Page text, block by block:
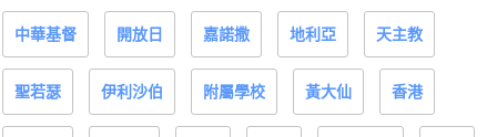
中華基督 開放日 嘉諾撒 地利亞 天主教
聖若瑟 伊利沙伯 附屬學校 黃大仙 香港